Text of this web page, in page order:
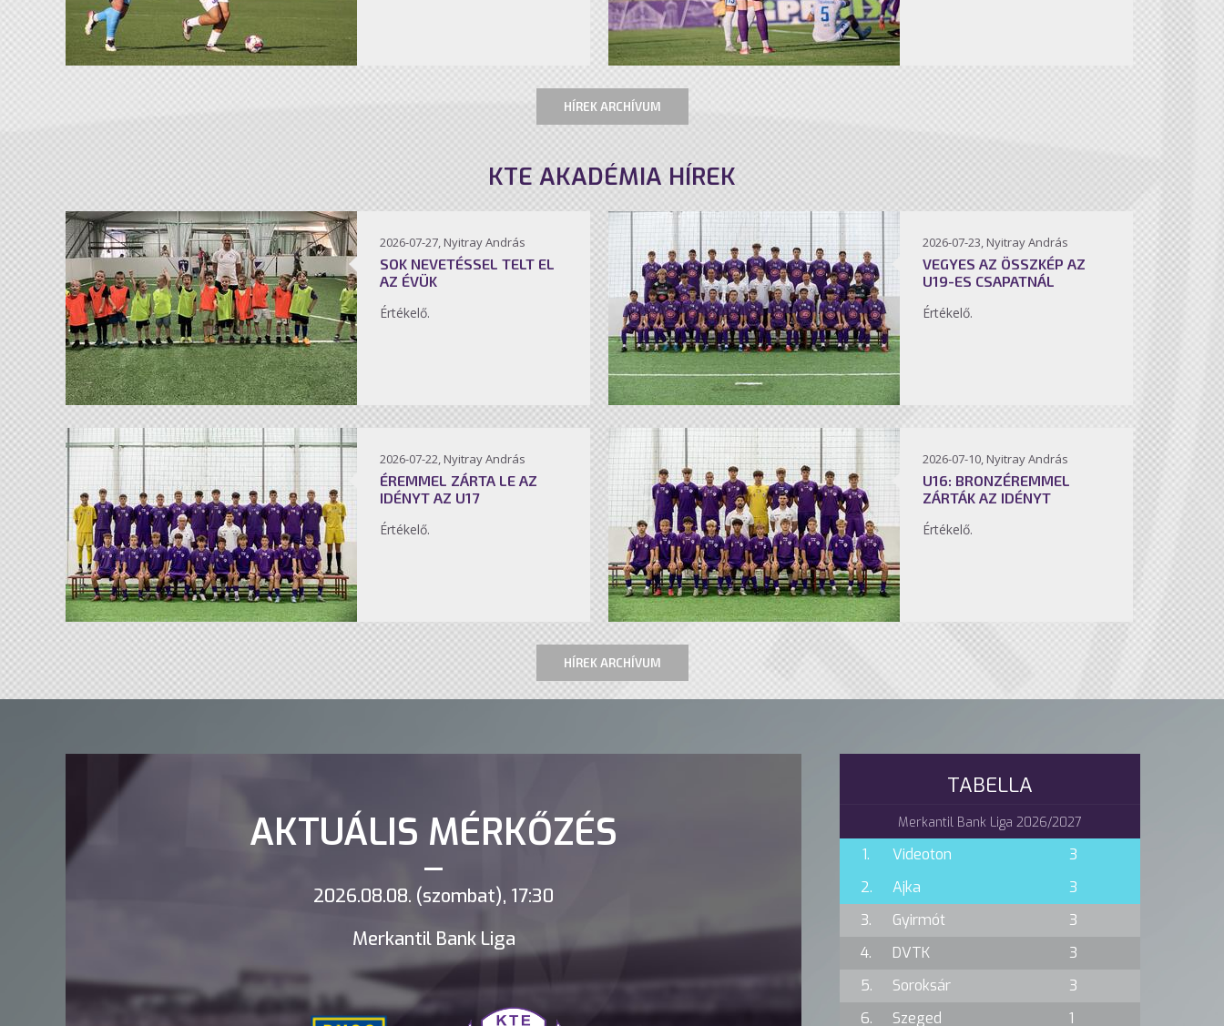
HÍREK ARCHÍVUM
KTE AKADÉMIA HÍREK
2026-07-27, Nyitray András
SOK NEVETÉSSEL TELT EL
AZ ÉVÜK
Értékelő.
2026-07-23, Nyitray András
VEGYES AZ ÖSSZKÉP AZ
U19-ES CSAPATNÁL
Értékelő.
2026-07-22, Nyitray András
ÉREMMEL ZÁRTA LE AZ
IDÉNYT AZ U17
Értékelő.
2026-07-10, Nyitray András
U16: BRONZÉREMMEL
ZÁRTÁK AZ IDÉNYT
Értékelő.
HÍREK ARCHÍVUM
AKTUÁLIS MÉRKŐZÉS
2026.08.08. (szombat), 17:30
Merkantil Bank Liga
TABELLA
Merkantil Bank Liga 2026/2027
1. Videoton
3
2.
Ajka
3
3.
Gyirmót
3
4.
DVTK
3
5.
Soroksár
3
6.
Szeged
1